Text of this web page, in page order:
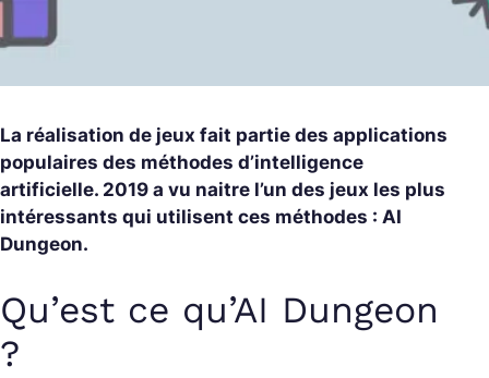
La réalisation de jeux fait partie des applications
populaires des méthodes d’intelligence
artificielle. 2019 a vu naitre l’un des jeux les plus
intéressants qui utilisent ces méthodes : AI
Dungeon.
Qu’est ce qu’AI Dungeon
?